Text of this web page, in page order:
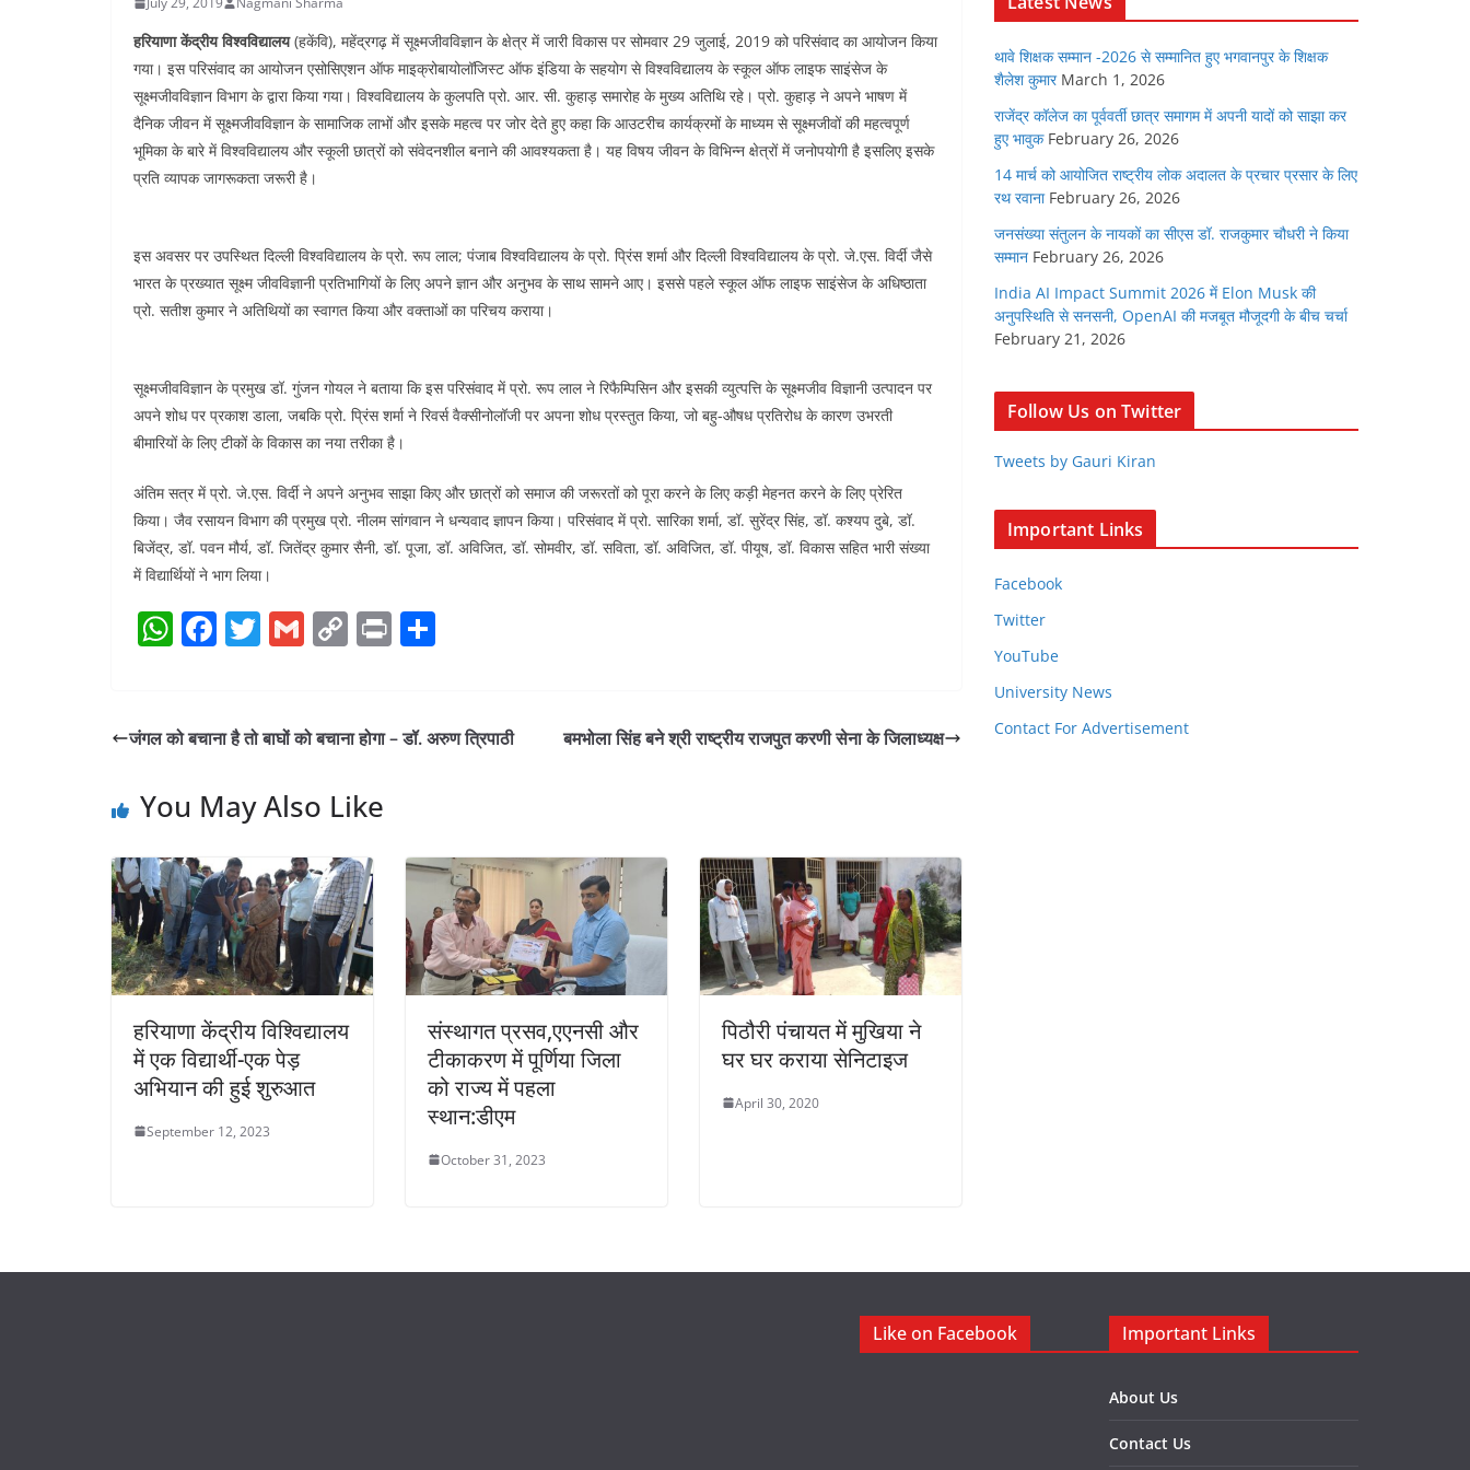
हरियाणा केंद्रीय विश्वविद्यालय(हकेंवि), महेंद्रगढ़ में सूक्ष्मजीवविज्ञान के क्षेत्र में जारी विकास पर सोमवार 29 जुलाई, 2019 को परिसंवाद का आयोजन किया
गया। इस परिसंवाद का आयोजन एसोसिएशन ऑफ माइक्रोबायोलॉजिस्ट ऑफ इंडिया के सहयोग से विश्वविद्यालय के स्कूल ऑफ लाइफ साइंसेज के
सूक्ष्मजीवविज्ञान विभाग के द्वारा किया गया। विश्वविद्यालय के कुलपति प्रो. आर. सी. कुहाड़ समारोह के मुख्य अतिथि रहे। प्रो. कुहाड़ ने अपने भाषण में
दैनिक जीवन में सूक्ष्मजीवविज्ञान के सामाजिक लाभों और इसके महत्व पर जोर देते हुए कहा कि आउटरीच कार्यक्रमों के माध्यम से सूक्ष्मजीवों की महत्वपूर्ण
भूमिका के बारे में विश्वविद्यालय और स्कूली छात्रों को संवेदनशील बनाने की आवश्यकता है। यह विषय जीवन के विभिन्न क्षेत्रों में जनोपयोगी है इसलिए इसके
प्रति व्यापक जागरूकता जरूरी है।
इस अवसर पर उपस्थित दिल्ली विश्वविद्यालय के प्रो. रूप लाल; पंजाब विश्वविद्यालय के प्रो. प्रिंस शर्मा और दिल्ली विश्वविद्यालय के प्रो. जे.एस. विर्दी जैसे
भारत के प्रख्यात सूक्ष्म जीवविज्ञानी प्रतिभागियों के लिए अपने ज्ञान और अनुभव के साथ सामने आए। इससे पहले स्कूल ऑफ लाइफ साइंसेज के अधिष्ठाता
प्रो. सतीश कुमार ने अतिथियों का स्वागत किया और वक्ताओं का परिचय कराया।
सूक्ष्मजीवविज्ञान के प्रमुख डॉ. गुंजन गोयल ने बताया कि इस परिसंवाद में प्रो. रूप लाल ने रिफैम्पिसिन और इसकी व्युत्पत्ति के सूक्ष्मजीव विज्ञानी उत्पादन पर
अपने शोध पर प्रकाश डाला, जबकि प्रो. प्रिंस शर्मा ने रिवर्स वैक्सीनोलॉजी पर अपना शोध प्रस्तुत किया, जो बहु-औषध प्रतिरोध के कारण उभरती
बीमारियों के लिए टीकों के विकास का नया तरीका है।
अंतिम सत्र में प्रो. जे.एस. विर्दी ने अपने अनुभव साझा किए और छात्रों को समाज की जरूरतों को पूरा करने के लिए कड़ी मेहनत करने के लिए प्रेरित
किया। जैव रसायन विभाग की प्रमुख प्रो. नीलम सांगवान ने धन्यवाद ज्ञापन किया। परिसंवाद में प्रो. सारिका शर्मा, डॉ. सुरेंद्र सिंह, डॉ. कश्यप दुबे, डॉ.
बिजेंद्र, डॉ. पवन मौर्य, डॉ. जितेंद्र कुमार सैनी, डॉ. पूजा, डॉ. अविजित, डॉ. सोमवीर, डॉ. सविता, डॉ. अविजित, डॉ. पीयूष, डॉ. विकास सहित भारी संख्या
में विद्यार्थियों ने भाग लिया।
W
s
p
F
e
o
k
T
er
G
l
C
y
n
Pr
e
जंगल को बचाना है तो बाघों को बचाना होगा – डॉ. अरुण त्रिपाठी बमभोला सिंह बने श्री राष्ट्रीय राजपुत करणी सेना के जिलाध्यक्ष
You May Also Like
हरियाणा केंद्रीय विश्विद्यालय
में एक विद्यार्थी-एक पेड़
अभियान की हुई शुरुआत
September 12, 2023
संस्थागत प्रसव,एएनसी और
टीकाकरण में पूर्णिया जिला
को राज्य में पहला
स्थान:डीएम
October 31, 2023
पिठौरी पंचायत में मुखिया ने
घर घर कराया सेनिटाइज
April 30, 2020
थावे शिक्षक सम्मान -2026 से सम्मानित हुए भगवानपुर के शिक्षक
शैलेश कुमार March 1, 2026
राजेंद्र कॉलेज का पूर्ववर्ती छात्र समागम में अपनी यादों को साझा कर
हुए भावुक February 26, 2026
14 मार्च को आयोजित राष्ट्रीय लोक अदालत के प्रचार प्रसार के लिए
रथ रवाना February 26, 2026
जनसंख्या संतुलन के नायकों का सीएस डॉ. राजकुमार चौधरी ने किया
सम्मान February 26, 2026
India AI Impact Summit 2026 में Elon Musk की
अनुपस्थिति से सनसनी, OpenAI की मजबूत मौजूदगी के बीच चर्चा
February 21, 2026
Follow Us on Twitter
Tweets by Gauri Kiran
Important Links
Facebook
Twitter
YouTube
University News
Contact For Advertisement
Like on Facebook Important Links
About Us
Contact Us